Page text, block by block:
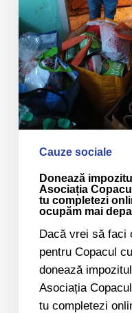
bune:
tu
completezi
online,
noi
ne
ocupăm
mai
departeCauze sociale
Donează
Asociația
tu completezi
ocupăm mai
Dacă vrei să faci
pentru Copacul
donează
Asociația
tu completezi